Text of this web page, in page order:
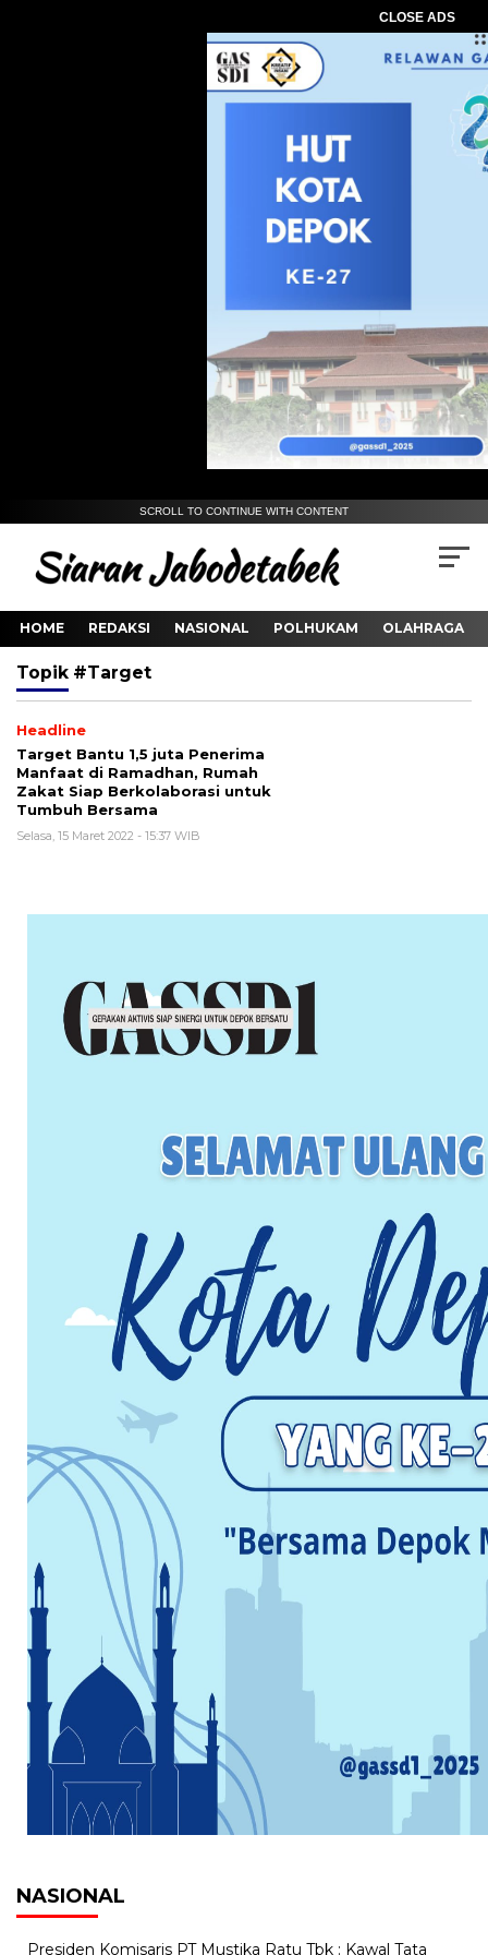
CLOSE ADS
SCROLL TO CONTINUE WITH CONTENT
HOME REDAKSI NASIONAL POLHUKAM OLAHRAGA
Topik #Target
Headline
Target Bantu 1,5 juta Penerima
Manfaat di Ramadhan, Rumah
Zakat Siap Berkolaborasi untuk
Tumbuh Bersama
Selasa, 15 Maret 2022 - 15:37 WIB
NASIONAL
Presiden Komisaris PT Mustika Ratu Tbk : Kawal Tata